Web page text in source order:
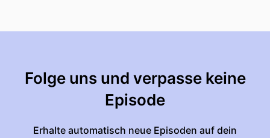
Folge uns und verpasse keine
Episode
Erhalte automatisch neue Episoden auf dein